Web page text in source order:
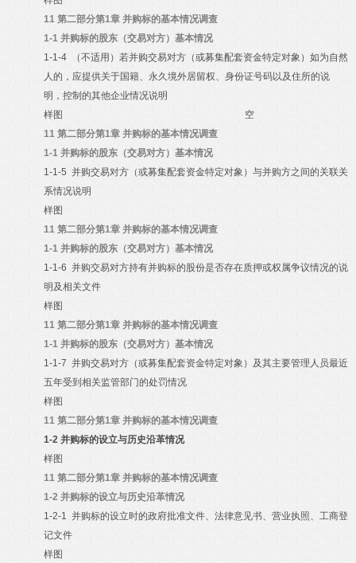
11 第二部分第1章 并购标的基本情况调查
1-1 并购标的股东（交易对方）基本情况
1-1-4
（不适用）若并购交易对方（或募集配套资金特定对象）如为自然
人的，应提供关于国籍、永久境外居留权、身份证号码以及住所的说
明，控制的其他企业情况说明
样图
空
11 第二部分第1章 并购标的基本情况调查
1-1 并购标的股东（交易对方）基本情况
1-1-5 并购交易对方（或募集配套资金特定对象）与并购方之间的关联关
系情况说明
样图
11 第二部分第1章 并购标的基本情况调查
1-1 并购标的股东（交易对方）基本情况
1-1-6 并购交易对方持有并购标的股份是否存在质押或权属争议情况的说
明及相关文件
样图
11 第二部分第1章 并购标的基本情况调查
1-1 并购标的股东（交易对方）基本情况
1-1-7 并购交易对方（或募集配套资金特定对象）及其主要管理人员最近
五年受到相关监管部门的处罚情况
样图
11 第二部分第1章 并购标的基本情况调查
1-2 并购标的设立与历史沿革情况
样图
11 第二部分第1章 并购标的基本情况调查
1-2 并购标的设立与历史沿革情况
1-2-1 并购标的设立时的政府批准文件、法律意见书、营业执照、工商登
记文件
样图